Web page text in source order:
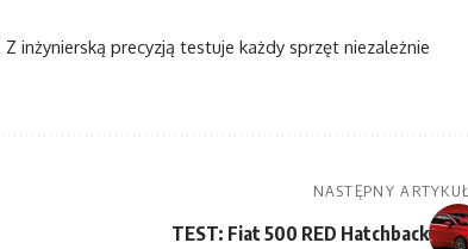
inżynierską precyzją testuje każdy sprzęt niezależnie
NASTĘPNY ARTYKUŁ
TEST: Fiat 500 RED Hatchback